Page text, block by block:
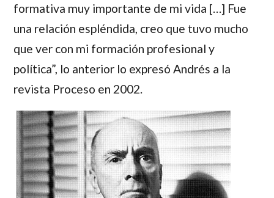
formativa muy importante de mi vida […] Fue
una relación espléndida, creo que tuvo mucho
que ver con mi formación profesional y
política”, lo anterior lo expresó Andrés a la
revista Proceso en 2002.